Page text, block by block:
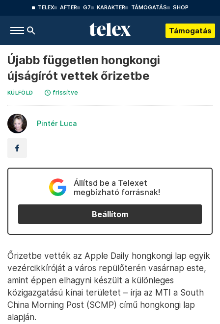
TELEX AFTER G7 KARAKTER TÁMOGATÁS SHOP
Támogatás
Újabb független hongkongi
újságírót vettek őrizetbe
KÜLFÖLD frissítve
Pintér Luca
Állítsd be a Telexet
megbízható forrásnak!
Beállítom
Őrizetbe vették az Apple Daily hongkongi lap egyik
vezércikkíróját a város repülőterén vasárnap este,
amint éppen elhagyni készült a különleges
közigazgatású kínai területet – írja az MTI a South
China Morning Post (SCMP) című hongkongi lap
alapján.